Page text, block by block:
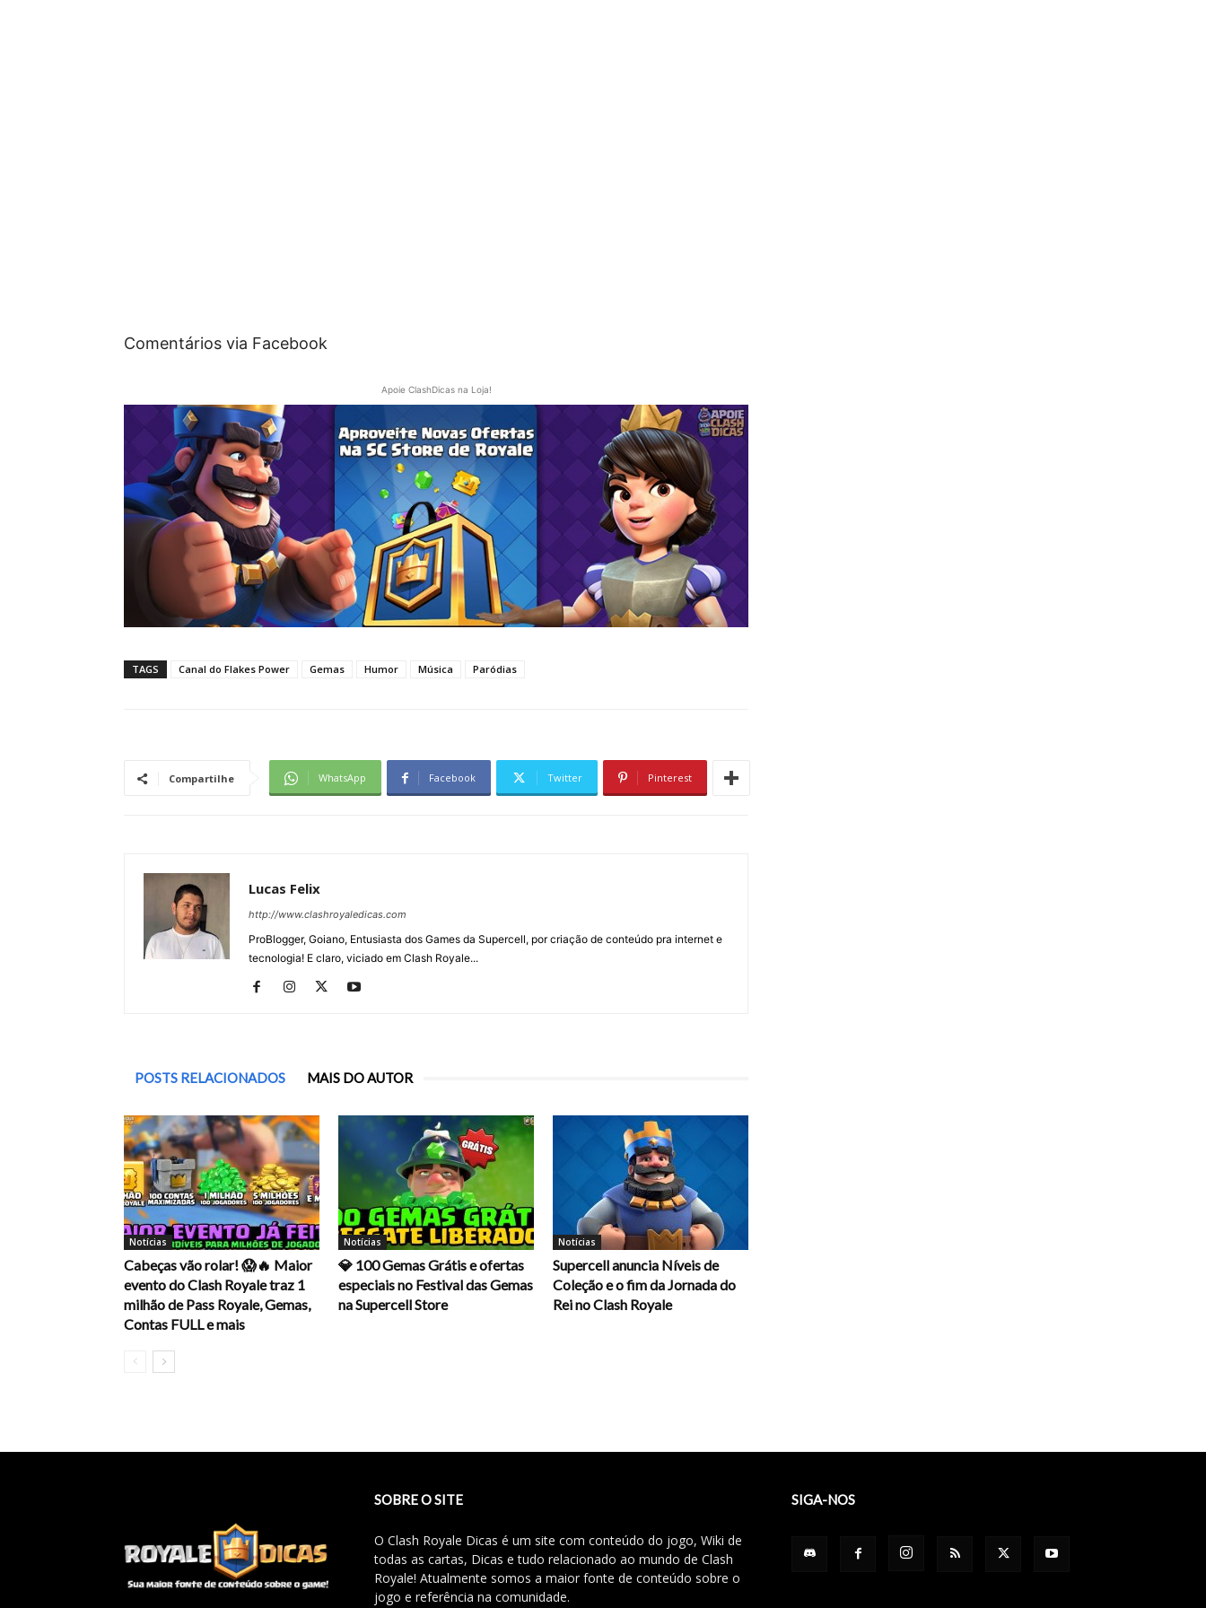
Comentários via Facebook
Apoie ClashDicas na Loja!
TAGS Canal do Flakes Power Gemas Humor Música Paródias
Compartilhe WhatsApp Facebook Twitter Pinterest
Lucas Felix
http://www.clashroyaledicas.com
ProBlogger, Goiano, Entusiasta dos Games da Supercell, por criação de conteúdo pra internet e
tecnologia! E claro, viciado em Clash Royale...
POSTS RELACIONADOS MAIS DO AUTOR
Notícias
Cabeças vão rolar! 😱🔥 Maior
evento do Clash Royale traz 1
milhão de Pass Royale, Gemas,
Contas FULL e mais
Notícias
💎 100 Gemas Grátis e ofertas
especiais no Festival das Gemas
na Supercell Store
Notícias
Supercell anuncia Níveis de
Coleção e o fim da Jornada do
Rei no Clash Royale
SOBRE O SITE
O Clash Royale Dicas é um site com conteúdo do jogo, Wiki de
todas as cartas, Dicas e tudo relacionado ao mundo de Clash
Royale! Atualmente somos a maior fonte de conteúdo sobre o
jogo e referência na comunidade.
SIGA-NOS